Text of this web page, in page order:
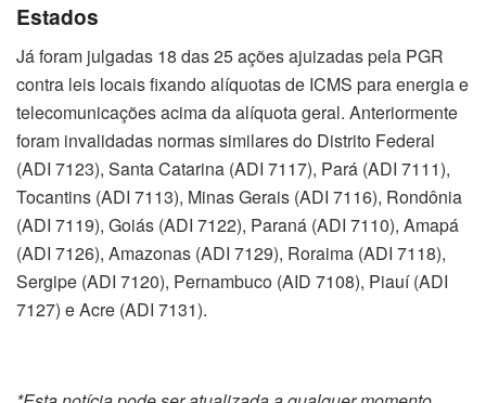
Estados
Já foram julgadas 18 das 25 ações ajuizadas pela PGR
contra leis locais fixando alíquotas de ICMS para energia e
telecomunicações acima da alíquota geral. Anteriormente
foram invalidadas normas similares do Distrito Federal
(ADI 7123), Santa Catarina (ADI 7117), Pará (ADI 7111),
Tocantins (ADI 7113), Minas Gerais (ADI 7116), Rondônia
(ADI 7119), Goiás (ADI 7122), Paraná (ADI 7110), Amapá
(ADI 7126), Amazonas (ADI 7129), Roraima (ADI 7118),
Sergipe (ADI 7120), Pernambuco (AID 7108), Piauí (ADI
7127) e Acre (ADI 7131).